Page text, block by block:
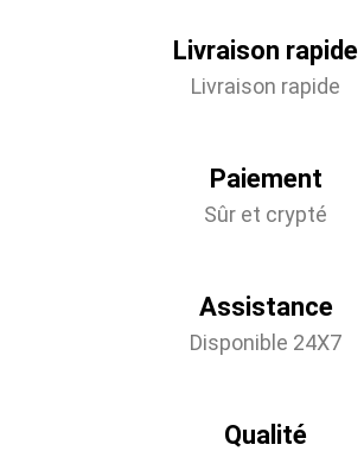
Livraison rapide
Livraison rapide
Paiement
Sûr et crypté
Assistance
Disponible 24X7
Qualité